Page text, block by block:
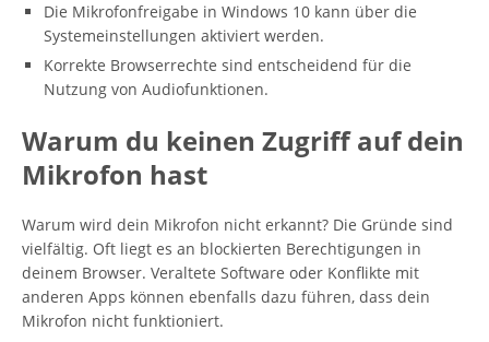
Die Mikrofonfreigabe in Windows 10 kann über die
Systemeinstellungen aktiviert werden.
Korrekte Browserrechte sind entscheidend für die
Nutzung von Audiofunktionen.
Warum du keinen Zugriff auf dein
Mikrofon hast
Warum wird dein Mikrofon nicht erkannt? Die Gründe sind
vielfältig. Oft liegt es an blockierten Berechtigungen in
deinem Browser. Veraltete Software oder Konflikte mit
anderen Apps können ebenfalls dazu führen, dass dein
Mikrofon nicht funktioniert.